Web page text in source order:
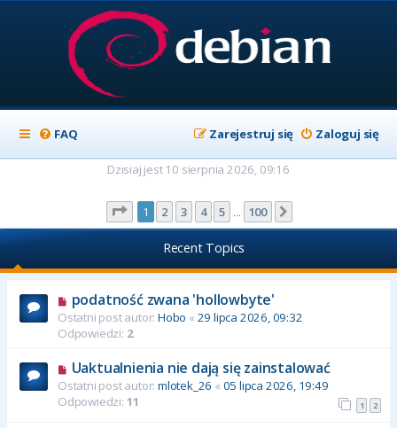
FAQ Zaloguj się
Zarejestruj się
Dzisiaj jest 10 sierpnia 2026, 09:16
Strona z100
1 2 3 4 5 100
Recent Topics
podatność zwana 'hollowbyte'
Ostatni post autor: Hobo « 29 lipca 2026, 09:32
Odpowiedzi: 2
Uaktualnienia nie dają się zainstalować
Ostatni post autor: mlotek_26 « 05 lipca 2026, 19:49
Odpowiedzi: 11 1 2